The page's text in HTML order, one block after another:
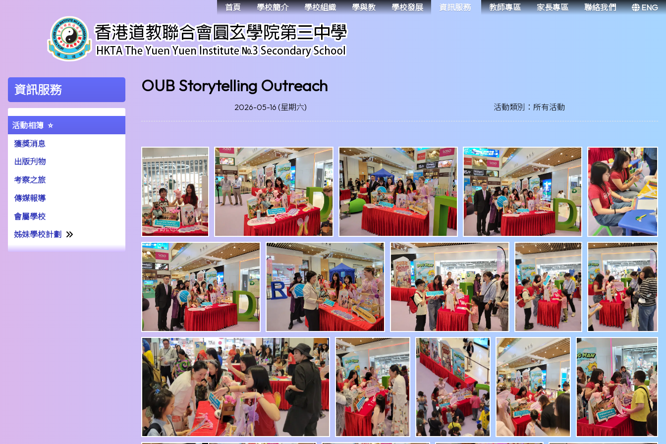
首頁 學校簡介 學校組織 學與教 學校發展 資訊服務 教師專區 家長專區 聯絡我們 ENG
資訊服務
活動相簿
獲獎消息
出版刋物
考察之旅
傳媒報導
會屬學校
姊妹學校計劃
姊妹學校交流計劃書22-23
OUB Storytelling Outreach
2026-05-16 (星期六) 活動類別：所有活動